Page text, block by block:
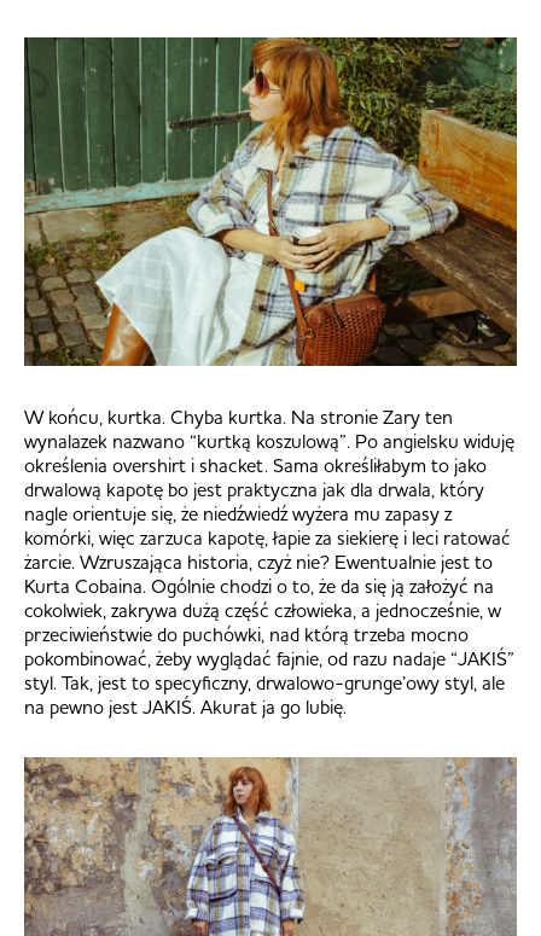
W końcu, kurtka. Chyba kurtka. Na stronie Zary ten
wynalazek nazwano “kurtką koszulową”. Po angielsku widuję
określenia overshirt i shacket. Sama określiłabym to jako
drwalową kapotę bo jest praktyczna jak dla drwala, który
nagle orientuje się, że niedźwiedź wyżera mu zapasy z
komórki, więc zarzuca kapotę, łapie za siekierę i leci ratować
żarcie. Wzruszająca historia, czyż nie? Ewentualnie jest to
Kurta Cobaina. Ogólnie chodzi o to, że da się ją założyć na
cokolwiek, zakrywa dużą część człowieka, a jednocześnie, w
przeciwieństwie do puchówki, nad którą trzeba mocno
pokombinować, żeby wyglądać fajnie, od razu nadaje “JAKIŚ”
styl. Tak, jest to specyficzny, drwalowo-grunge’owy styl, ale
na pewno jest JAKIŚ. Akurat ja go lubię.